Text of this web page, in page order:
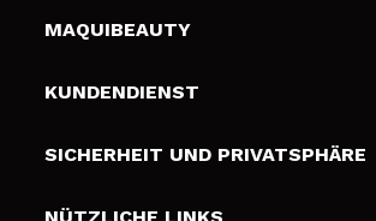
MAQUIBEAUTY
Über uns
Geschenkkarten
KUNDENDIENST
Liefer- und Versandkosten
SICHERHEIT UND PRIVATSPHÄRE
Bedingungen und Datenschutz